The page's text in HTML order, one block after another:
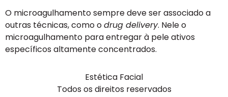
O microagulhamento sempre deve ser associado a
outras técnicas, como odrug delivery. Nele o
microagulhamento para entregar à pele ativos
específicos altamente concentrados.
Estética Facial
Todos os direitos reservados